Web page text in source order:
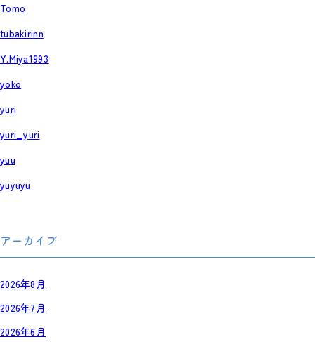
Tomo
tubakirinn
Y.Miya1993
yoko
yuri
yuri_yuri
yuu
yuyuyu
アーカイブ
2026年8月
2026年7月
2026年6月